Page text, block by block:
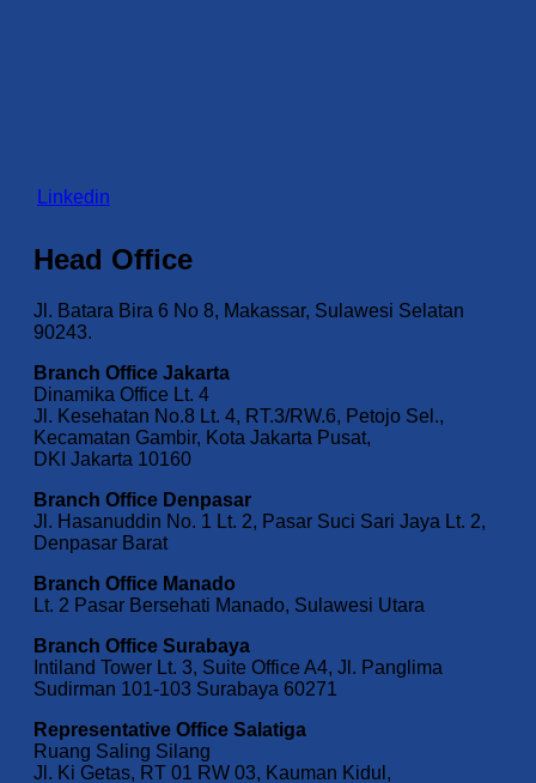
Linkedin
Head Office
Jl. Batara Bira 6 No 8, Makassar, Sulawesi Selatan
90243.
Branch Office Jakarta
Dinamika Office Lt. 4
Jl. Kesehatan No.8 Lt. 4, RT.3/RW.6, Petojo Sel.,
Kecamatan Gambir, Kota Jakarta Pusat,
DKI Jakarta 10160
Branch Office Denpasar
Jl. Hasanuddin No. 1 Lt. 2, Pasar Suci Sari Jaya Lt. 2,
Denpasar Barat
Branch Office Manado
Lt. 2 Pasar Bersehati Manado, Sulawesi Utara
Branch Office Surabaya
Intiland Tower Lt. 3, Suite Office A4, Jl. Panglima
Sudirman 101-103 Surabaya 60271
Representative Office Salatiga
Ruang Saling Silang
Jl. Ki Getas, RT 01 RW 03, Kauman Kidul,